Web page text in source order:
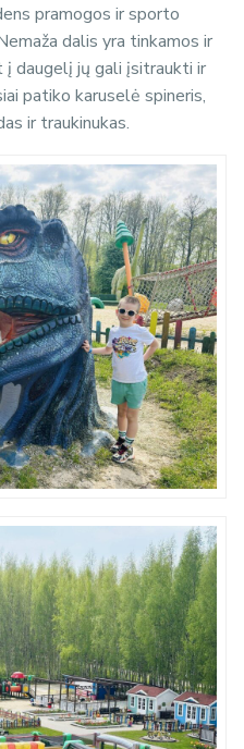
pramogos ir sporto
dalis yra tinkamos ir
į daugelį jų gali įsitraukti ir
patiko karuselė spineris,
ir traukinukas.